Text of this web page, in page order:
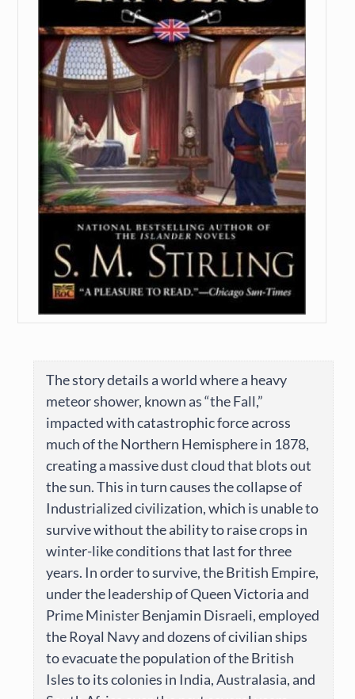
The story details a world where a heavy
meteor shower, known as “the Fall,”
impacted with catastrophic force across
much of the Northern Hemisphere in 1878,
creating a massive dust cloud that blots out
the sun. This in turn causes the collapse of
Industrialized civilization, which is unable to
survive without the ability to raise crops in
winter-like conditions that last for three
years. In order to survive, the British Empire,
under the leadership of Queen Victoria and
Prime Minister Benjamin Disraeli, employed
the Royal Navy and dozens of civilian ships
to evacuate the population of the British
Isles to its colonies in India, Australasia, and